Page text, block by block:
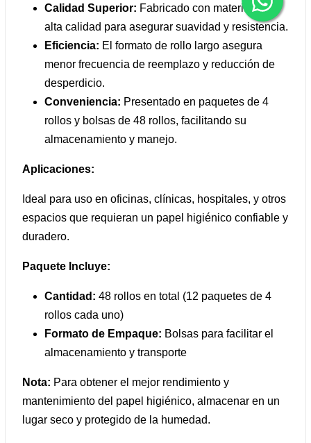
Calidad Superior: Fabricado con materiales de
alta calidad para asegurar suavidad y resistencia.
Eficiencia: El formato de rollo largo asegura
menor frecuencia de reemplazo y reducción de
desperdicio.
Conveniencia: Presentado en paquetes de 4
rollos y bolsas de 48 rollos, facilitando su
almacenamiento y manejo.
Aplicaciones:
Ideal para uso en oficinas, clínicas, hospitales, y otros
espacios que requieran un papel higiénico confiable y
duradero.
Paquete Incluye:
Cantidad: 48 rollos en total (12 paquetes de 4
rollos cada uno)
Formato de Empaque: Bolsas para facilitar el
almacenamiento y transporte
Nota: Para obtener el mejor rendimiento y
mantenimiento del papel higiénico, almacenar en un
lugar seco y protegido de la humedad.